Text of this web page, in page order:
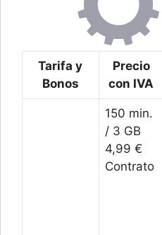
Tarifa y
Bonos
Precio
con IVA
150 min.
/ 3 GB
4,99 €
Contrato